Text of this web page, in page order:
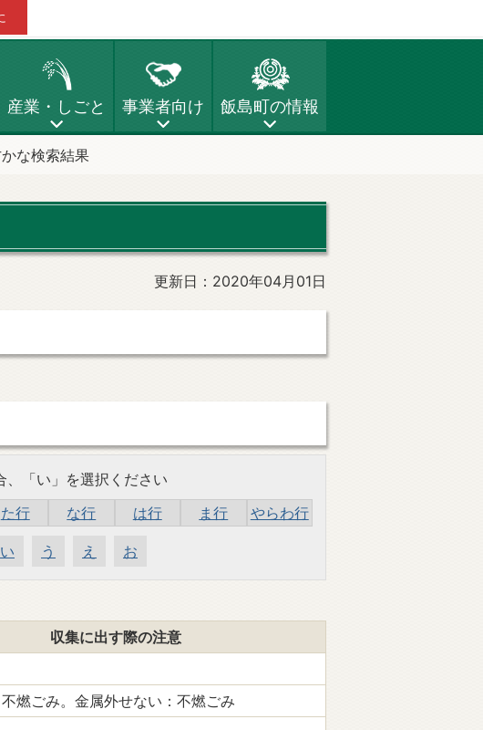
産業・しごと 事業者向け 飯島町の情報
な検索結果
更新日：2020年04月01日
、「い」を選択ください
た行 な行 は行 ま行 やらわ行
い う え お
収集に出す際の注意
燃ごみ。金属外せない：不燃ごみ